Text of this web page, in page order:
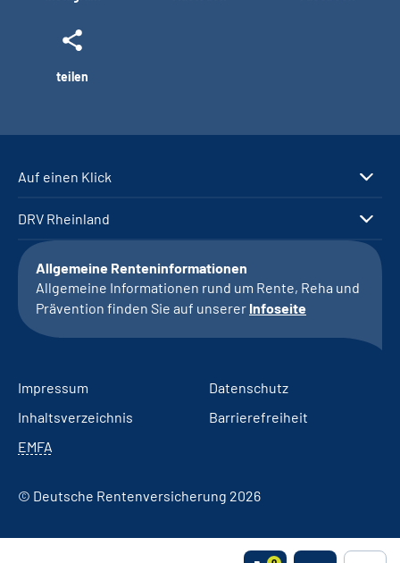
teilen
Auf einen Klick
DRV Rheinland
Allgemeine Renteninformationen
Allgemeine Informationen rund um Rente, Reha und
Prävention finden Sie auf unserer Infoseite
Impressum
Datenschutz
Inhaltsverzeichnis
Barrierefreiheit
EMFA
© Deutsche Rentenversicherung 2026